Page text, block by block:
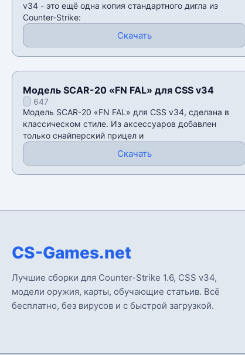
v34 - это ещё одна копия стандартного дигла из
Counter-Strike:
Скачать
Модель SCAR-20 «FN FAL» для CSS v34
647
Модель SCAR-20 «FN FAL» для CSS v34, сделана в
классическом стиле. Из аксессуаров добавлен
только снайперский прицел и
Скачать
CS-Games.net
Лучшие сборки для Counter-Strike 1.6, CSS v34,
модели оружия, карты, обучающие статьив. Всё
бесплатно, без вирусов и с быстрой загрузкой.